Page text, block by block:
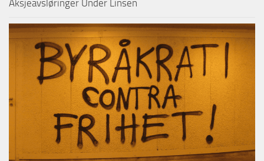
Aksjeavsløringer Under Linsen